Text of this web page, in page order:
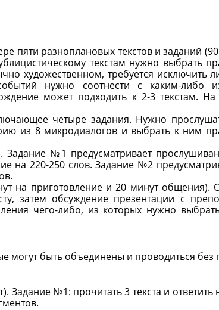
пяти разноплановых текстов и заданий
текстам нужно выбрать
художественном, требуется исключить
нужно соотнести с каким-либо
может подходить к 2-3 текстам.
четыре задания. Нужно
из 8 микродиалогов и выбрать к ним
№1 предусматривает
на 220-250 слов. Задание №2
на приготовление и 20 минут общения).
затем обсуждение презентации с
чего-либо, из которых нужно
могут быть объединены и проводиться без
Задание №1: прочитать 3 текста и